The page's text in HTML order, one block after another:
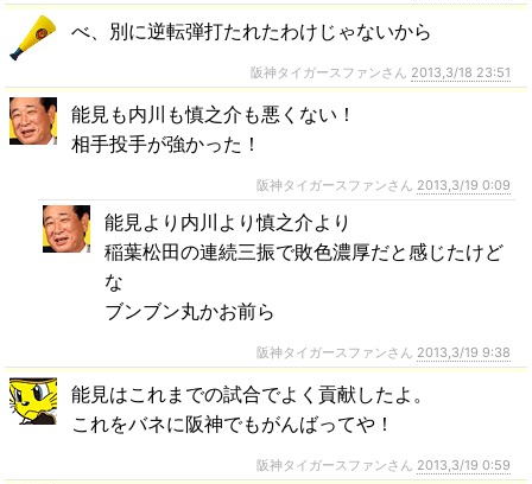
べ、別に逆転弾打たれたわけじゃないから
阪神タイガースファンさん 2013,3/18 23:51
能見も内川も慎之介も悪くない！
相手投手が強かった！
阪神タイガースファンさん 2013,3/19 0:09
能見より内川より慎之介より
稲葉松田の連続三振で敗色濃厚だと感じたけど
な
ブンブン丸かお前ら
阪神タイガースファンさん 2013,3/19 9:38
能見はこれまでの試合でよく貢献したよ。
これをバネに阪神でもがんばってや！
阪神タイガースファンさん 2013,3/19 0:59